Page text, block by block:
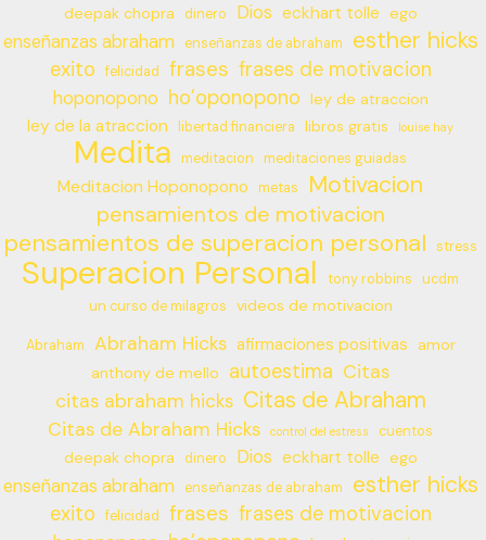
deepak chopra dinero Dios eckhart tolle ego
enseñanzas abraham enseñanzas de abraham esther hicks
exito felicidad frases frases de motivacion
hoponopono ho’oponopono ley de atraccion
ley de la atraccion libertad financiera libros gratis louise hay
Medita meditacion meditaciones guiadas
Meditacion Hoponopono metas Motivacion
pensamientos de motivacion
pensamientos de superacion personal stress
Superacion Personal tony robbins
ucdm
un curso de milagros
videos de motivacion
Abraham Abraham Hicks afirmaciones positivas
amor
anthony de mello
autoestima Citas
citas abraham hicks Citas de Abraham
Citas de Abraham Hicks control del estress cuentos
deepak chopra dinero Dios eckhart tolle ego
enseñanzas abraham enseñanzas de abraham esther hicks
exito felicidad frases frases de motivacion